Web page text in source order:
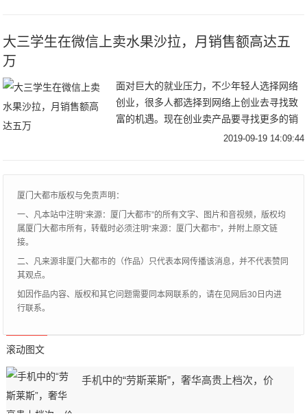
大三学生在微信上卖水果沙拉，月销售额高达五
万
面对巨大的就业压力，不少年轻人选择网络
创业，很多人都选择到网络上创业去寻找致
富的机遇。现在创业卖产品要寻找更多的销
售渠道，而且微信营销有着非常广阔的资
2019-09-19 14:09:44
厦门大都市版权与免责声明：
一、凡本站中注明“来源：厦门大都市”的所有文字、图片和音视频，版权均
属厦门大都市所有，转载时必须注明“来源：厦门大都市”，并附上原文链
接。
二、凡来源非厦门大都市的（作品）只代表本网传播该消息，并不代表赞同
其观点。
如因作品内容、版权和其它问题需要同本网联系的，请在见网后30日内进
行联系。
滚动图文
手机中的“劳斯莱斯”，奢华高贵上档次，价